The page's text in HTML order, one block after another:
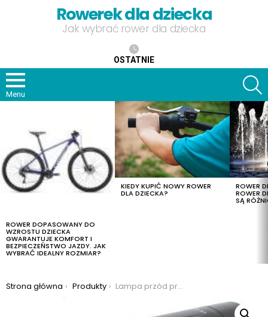
Rowerek dla dziecka
Jak wybrać rower dla dziecka
OSTATNIE
Menu
ROWER DOPASOWANY DO
WZROSTU DZIECKA
GWARANTUJE KOMFORT I
BEZPIECZEŃSTWO JAZDY. JAK
WYBRAĆ IDEALNY ROZMIAR?
KIEDY KUPIĆ NOWY ROWER
DLA DZIECKA?
ROWER
ROWER
SĄ
Jesteś tutaj:
Strona główna Produkty Lampa przód prox crater cree xm-l2 u2 880lm 2600mah